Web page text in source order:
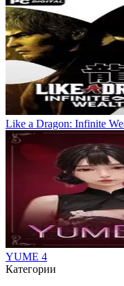
Like a Dragon: Infinite
YUME 4
Категории